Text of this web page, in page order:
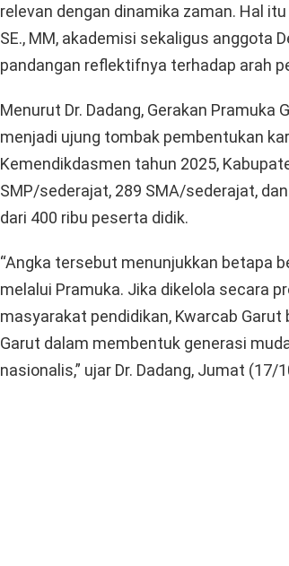
relevan dengan dinamika zaman. Hal
SE., MM, akademisi sekaligus anggota
pandangan reflektifnya terhadap arah
Menurut Dr. Dadang, Gerakan
menjadi ujung tombak pembentukan
Kemendikdasmen tahun 2025,
SMP/sederajat, 289 SMA/sederajat,
dari 400 ribu peserta didik.
“Angka tersebut menunjukkan betapa
melalui Pramuka. Jika dikelola secara
masyarakat pendidikan, Kwarcab
Garut dalam membentuk generasi
nasionalis,” ujar Dr. Dadang, Jumat (17/